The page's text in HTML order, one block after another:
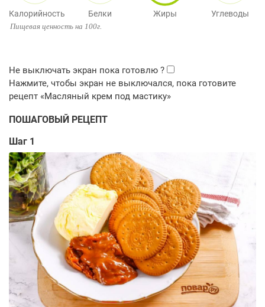
Калорийность Белки Жиры Углеводы
Пищевая ценность на 100г.
ПОШАГОВЫЙ РЕЦЕПТ
Шаг 1